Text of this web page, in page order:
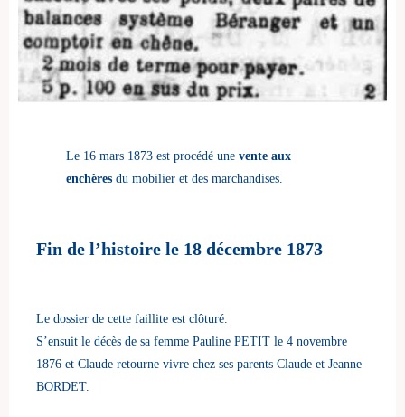
Le 16 mars 1873 est procédé une vente aux
enchèresdu mobilier et des marchandises.
Fin de l’histoire le 18 décembre 1873
Le dossier de cette faillite est clôturé.
S’ensuit le décès de sa femme Pauline PETIT le 4 novembre
1876 et Claude retourne vivre chez ses parents Claude et Jeanne
BORDET.